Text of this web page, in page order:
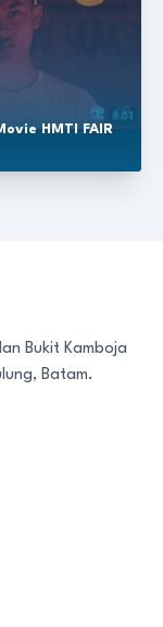
HMTI FAIR
Bukit Kamboja
Batam.